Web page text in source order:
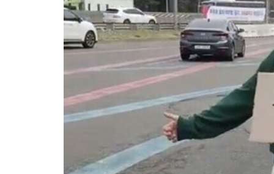
[속보]삼성전자·SK하이닉스 동반 강보합…1%대 상승 출발
[속보]코스닥, 5.95포인트(0.74%) 상승한 807.62개장
[속보]코스피, 6300선 재탈환…1.09% 오른 6365.07 개장
시리아 다마스쿠스 교외에서 미니버스 폭발.. 14명 부상, 3명
입추에도 극한더위…서울 낮 39도 '폭염중대경보'
이란, 호르무즈서 "적국 목표물들"과 대치로 남부 케슘섬에서
[속보]美, 폴리실리콘 수입 규제…파생제품 15% 관세, 120일
[속보]트럼프, 美 원정출산 금지 행정명령 서명
[속보] 뉴욕증시, 일제 하락 마감…나스닥 0.06%↓